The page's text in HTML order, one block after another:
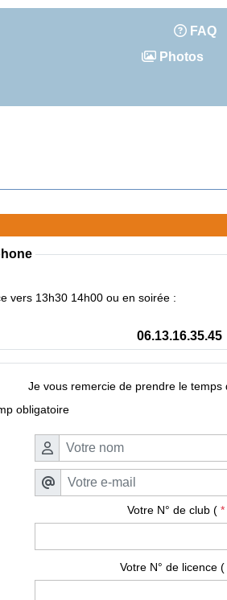
FAQ
Photos
vers 13h30 14h00 ou en soirée :
06.13.16.35.45
Je vous remercie de prendre le temps
obligatoire
Votre N° de club (
Votre N° de licence (